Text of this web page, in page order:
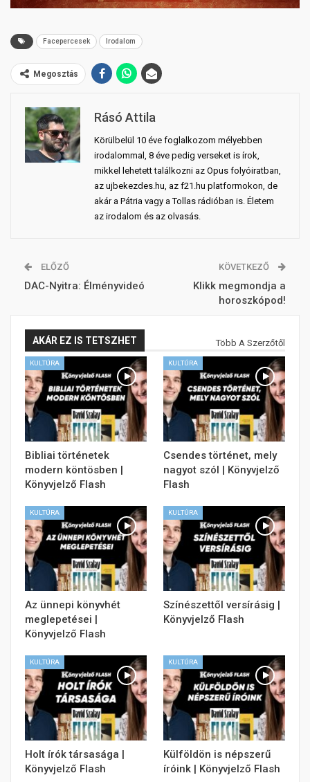
Facepercesek Irodalom
Megosztás
Rásó Attila
Körülbelül 10 éve foglalkozom mélyebben
irodalommal, 8 éve pedig verseket is írok,
mikkel lehetett találkozni az Opus folyóiratban,
az ujbekezdes.hu, az f21.hu platformokon, de
akár a Pátria vagy a Tollas rádióban is. Életem
az irodalom és az olvasás.
ELŐZŐ
DAC-Nyitra: Élményvideó
KÖVETKEZŐ
Klikk megmondja a
horoszkópod!
AKÁR EZ IS TETSZHET Több A Szerzőtől
KULTÚRA
Bibliai történetek
modern köntösben |
Könyvjelző Flash
KULTÚRA
Csendes történet, mely
nagyot szól | Könyvjelző
Flash
KULTÚRA
Az ünnepi könyvhét
meglepetései |
Könyvjelző Flash
KULTÚRA
Színészettől versírásig |
Könyvjelző Flash
KULTÚRA
Holt írók társasága |
Könyvjelző Flash
KULTÚRA
Külföldön is népszerű
íróink | Könyvjelző Flash